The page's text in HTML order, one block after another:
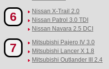
6
Nissan X-Trail 2.0
Nissan Patrol 3.0 TDI
Nissan Navara 2.5 DCI
7
Mitsubishi Pajero IV 3.0
Mitsubishi Lancer X 1.8
Mitsubishi Outlander III 2.4